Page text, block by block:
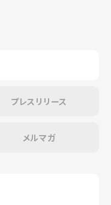
プレスリリース
メルマガ